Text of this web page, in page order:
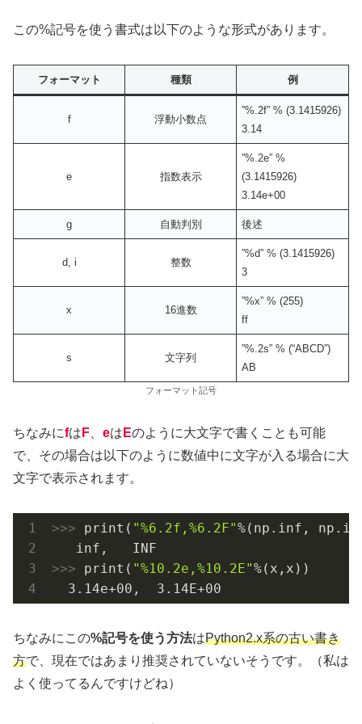
この%記号を使う書式は以下のような形式があります。
フォーマット 種類 例
f 浮動小数点
”%.2f” % (3.1415926)
3.14
e 指数表示
”%.2e” %
(3.1415926)
3.14e+00
g 自動判別 後述
d, i 整数
”%d” % (3.1415926)
3
x 16進数
”%x” % (255)
ff
s 文字列
”%.2s” % (“ABCD”)
AB
フォーマット記号
ちなみにfは F eは Eのように大文字で書くことも可能
で、その場合は以下のように数値中に文字が入る場合に大
文字で表示されます。
>>> print( "%6.2f,%6.2F"%(np.inf,
>>> print( "%10.2e,%10.2E"%(x,x))
3.14e+00 , 3.14E+00
ちなみにこの%記号を使う方法はPython2.x系の古い書き
方で、現在ではあまり推奨されていないそうです。（私は
よく使ってるんですけどね）